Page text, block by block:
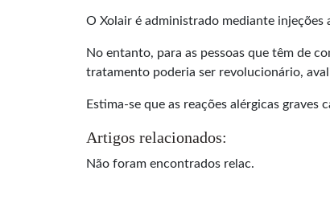
O Xolair é administrado mediante injeções
No entanto, para as pessoas que têm de
tratamento poderia ser revolucionário,
Estima-se que as reações alérgicas
Artigos relacionados:
Não foram encontrados relac.